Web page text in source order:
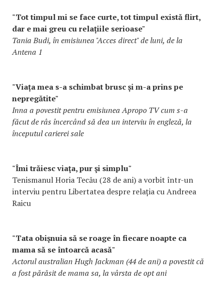
"Tot timpul mi se face curte, tot timpul există flirt,
dar e mai greu cu relațiile serioase"
Tania Budi, în emisiunea "Acces direct" de luni, de la
Antena 1
"Viața mea s-a schimbat brusc și m-a prins pe
nepregătite"
Inna a povestit pentru emisiunea Apropo TV cum s-a
făcut de râs încercând să dea un interviu în engleză, la
începutul carierei sale
"Îmi trăiesc viaţa, pur şi simplu"
Tenismanul Horia Tecău (28 de ani) a vorbit într-un
interviu pentru Libertatea despre relația cu Andreea
Raicu
"Tata obişnuia să se roage în fiecare noapte ca
mama să se întoarcă acasă"
Actorul australian Hugh Jackman (44 de ani) a povestit că
a fost părăsit de mama sa, la vârsta de opt ani